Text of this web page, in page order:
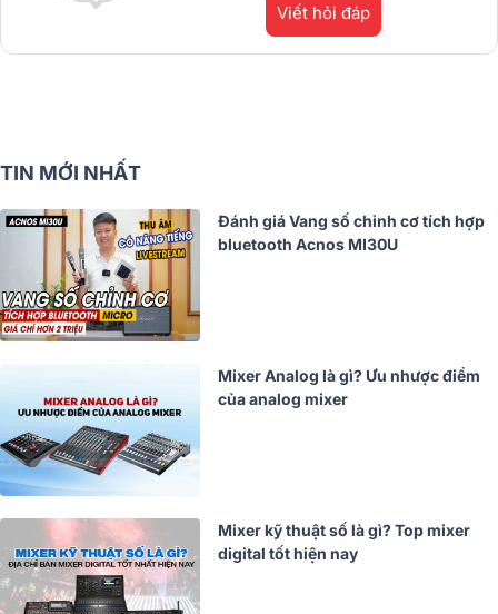
Viết hỏi đáp
TIN MỚI NHẤT
Đánh giá Vang số chỉnh cơ tích hợp
bluetooth Acnos MI30U
Mixer Analog là gì? Ưu nhược điểm
của analog mixer
Mixer kỹ thuật số là gì? Top mixer
digital tốt hiện nay